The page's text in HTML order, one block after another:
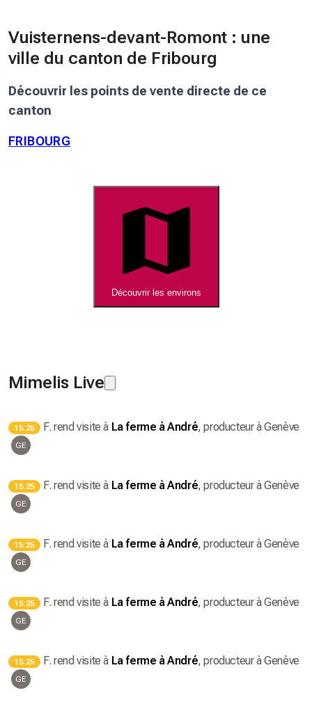
Vuisternens-devant-Romont : une
ville du canton de Fribourg
Découvrir les points de vente directe de ce
canton
FRIBOURG
Découvrir les environs
Mimelis Live
15:25 F. rend visite à La ferme à André, producteurà Genève
GE
15:25 F. rend visite à La ferme à André, producteurà Genève
GE
15:25 F. rend visite à La ferme à André, producteurà Genève
GE
15:25 F. rend visite à La ferme à André, producteurà Genève
GE
15:25 F. rend visite à La ferme à André, producteurà Genève
GE